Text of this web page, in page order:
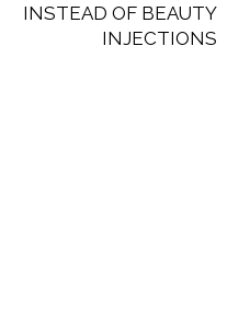
INSTEAD OF BEAUTY
INJECTIONS